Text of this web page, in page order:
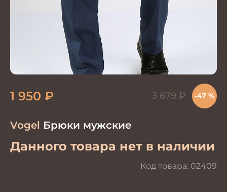
Vogel Брюки мужские
Данного товара нет в наличии
Код товара: 02409
1 950 ₽ 3 679₽ -47 %